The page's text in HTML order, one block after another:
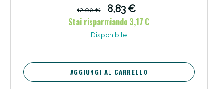
12,00 €
8,83 €
Stai risparmiando 3,17 €
Disponibile
AGGIUNGI AL CARRELLO